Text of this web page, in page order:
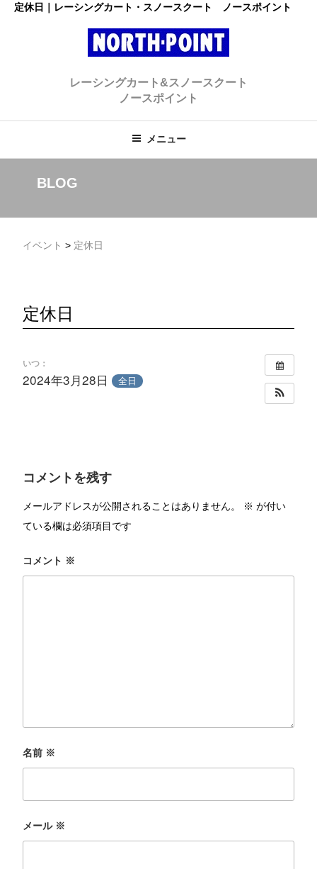
定休日｜レーシングカート・スノースクート ノースポイント
ト ノースポイント
レーシングカート&スノースクート
ノースポイント
メニュー
BLOG
イベント > 定休日
定休日
いつ：
2024年3月28日 全日
コメントを残す
メールアドレスが公開されることはありません。 ※ が付い
ている欄は必須項目です
コメント ※
名前 ※
メール ※